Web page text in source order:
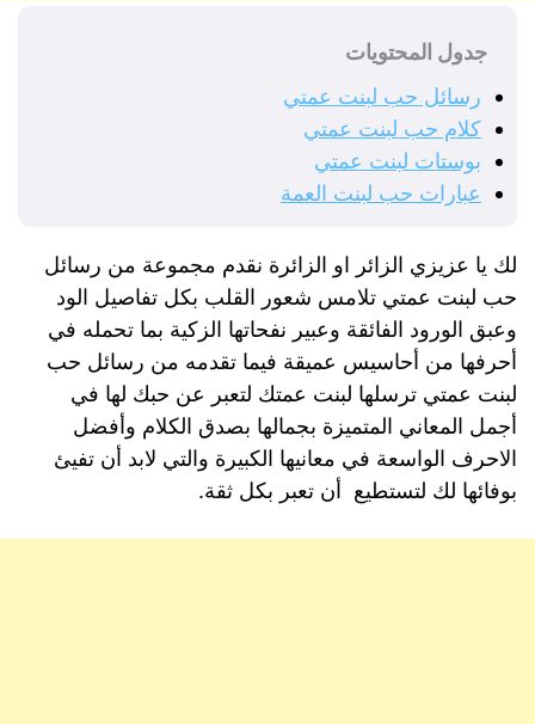
جدول المحتويات
رسائل حب لبنت عمتي
كلام حب لبنت عمتي
بوستات لبنت عمتي
عبارات حب لبنت العمة
لك يا عزيزي الزائر او الزائرة نقدم مجموعة من رسائل
حب لبنت عمتي تلامس شعور القلب بكل تفاصيل الود
وعبق الورود الفائقة وعبير نفحاتها الزكية بما تحمله في
أحرفها من أحاسيس عميقة فيما تقدمه من رسائل حب
لبنت عمتي ترسلها لبنت عمتك لتعبر عن حبك لها في
أجمل المعاني المتميزة بجمالها بصدق الكلام وأفضل
الاحرف الواسعة في معانيها الكبيرة والتي لابد أن تفيئ
بوفائها لك لتستطيع أن تعبر بكل ثقة.